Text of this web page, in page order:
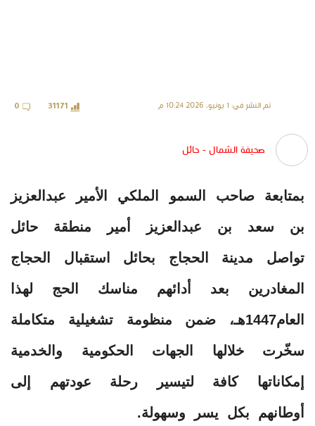
تم النشر في: 1 يونيو، 2026 10:24 م 31171
0
صحيفة الشمال - حائل
بمتابعة صاحب السمو الملكي الأمير عبدالعزيز
بن سعد بن عبدالعزيز أمير منطقة حائل
تواصل مدينة الحجاج بحائل استقبال الحجاج
المغادرين بعد أدائهم مناسك الحج لهذا
العام1447هـ، ضمن منظومة تشغيلية متكاملة
سخّرت خلالها الجهات الحكومية والخدمية
إمكاناتها كافة لتيسير رحلة عودتهم إلى
أوطانهم بكل يسر وسهولة.